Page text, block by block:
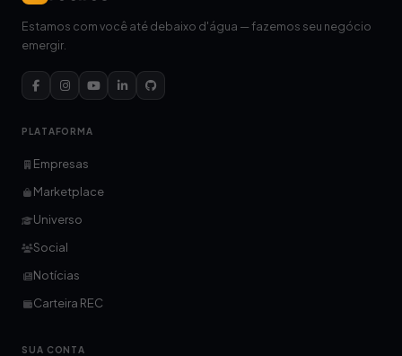
Estamos com você até debaixo d'água — fazemos seu negócio
emergir.
PLATAFORMA
Empresas
Marketplace
Universo
Social
Notícias
Carteira REC
SUA CONTA